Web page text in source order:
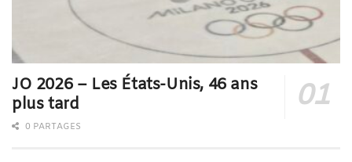
JO 2026 – Les États-Unis, 46 ans
plus tard
0 PARTAGES